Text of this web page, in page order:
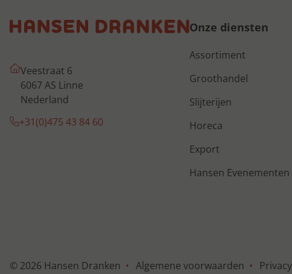
Veestraat 6
6067 AS Linne
Nederland
+31(0)475 43 84 60
Onze diensten
Assortiment
Groothandel
Slijterijen
Horeca
Export
Hansen Evenementen
© 2026 Hansen Dranken Algemene voorwaarden